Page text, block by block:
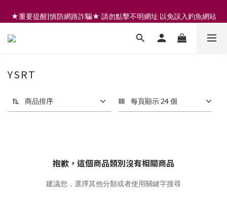
註冊會員享200元購物金 | 全館滿999免運 | 可門市取貨/安裝
★重要提醒|慎防網路詐騙★ 請勿點擊不明網址 以免誤入釣魚網站
註冊會員享200元購物金 | 全館滿999免運 | 可門市取貨/安裝
YSRT
商品排序 每頁顯示 24 個
抱歉，這個商品類別沒有相關商品
建議您，選擇其他分類或者使用關鍵字搜尋